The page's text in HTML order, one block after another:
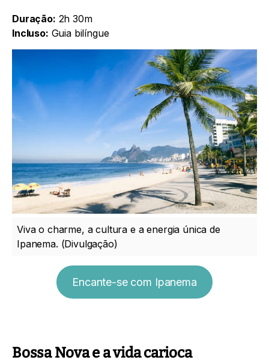
Duração: 2h 30m
Incluso: Guia bilíngue
Viva o charme, a cultura e a energia única de
Ipanema. (Divulgação)
Encante-se com Ipanema
Bossa Nova e a vida carioca